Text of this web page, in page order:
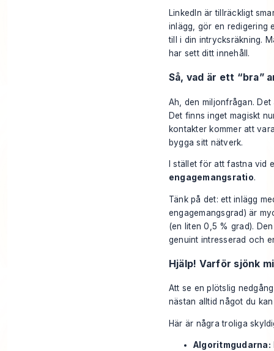
LinkedIn är tillräckligt
inlägg, gör en redigering
till i din intrycksräkning.
har sett ditt innehåll.
Så, vad är ett “bra”
Ah, den miljonfrågan.
Det finns inget magiskt
kontakter kommer att
bygga sitt nätverk.
I stället för att fastna
engagemangsratio.
Tänk på det: ett inlägg
engagemangsgrad) är
(en liten 0,5 % grad).
genuint intresserad och
Hjälp! Varför sjönk
Att se en plötslig
nästan alltid något du
Här är några troliga
Algoritmgudarna: